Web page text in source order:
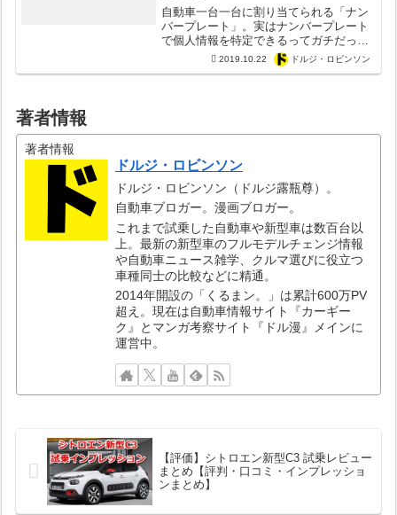
自動車一台一台に割り当てられる「ナン
バープレート」。実はナンバープレート
で個人情報を特定できるってガチだっ
た？ナンバープレートに隠された恐ろし
い本当の事実を徹底解説！
2019.10.22 ドルジ・ロビンソン
著者情報
著者情報
ドルジ・ロビンソン
ドルジ・ロビンソン（ドルジ露瓶尊）。
自動車ブロガー。漫画ブロガー。
これまで試乗した自動車や新型車は数百台以
上。最新の新型車のフルモデルチェンジ情報
や自動車ニュース雑学、クルマ選びに役立つ
車種同士の比較などに精通。
2014年開設の「くるまン。」は累計600万PV
超え。現在は自動車情報サイト『カーギー
ク』とマンガ考察サイト『ドル漫』メインに
運営中。
【評価】シトロエン新型C3 試乗レビュー
まとめ【評判・口コミ・インプレッショ
ンまとめ】